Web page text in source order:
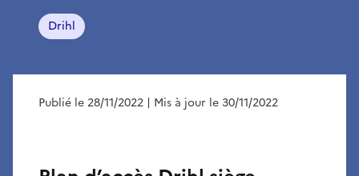
Drihl
Publié le 28/11/2022 | Mis à jour le 30/11/2022